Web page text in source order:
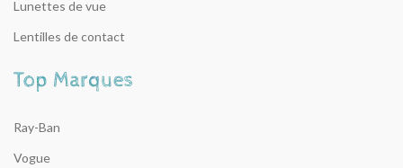
Lunettes de vue
Lentilles de contact
Ray-Ban
Vogue